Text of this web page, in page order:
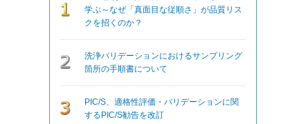
学ぶ～なぜ「真面目な従順さ」が品質リス
クを招くのか？
洗浄バリデーションにおけるサンプリング
箇所の手順書について
PIC/S、適格性評価・バリデーションに関
するPIC/S勧告を改訂